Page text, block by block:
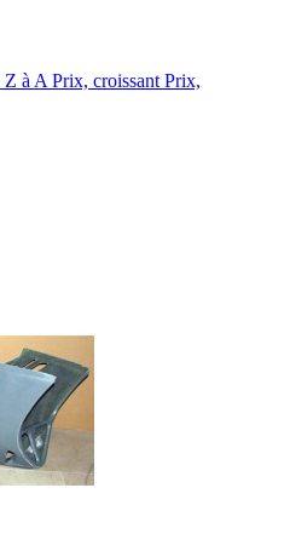
à A Prix, croissant Prix,